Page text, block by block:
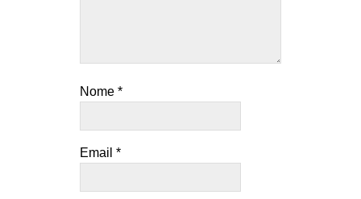
Nome *
Email *